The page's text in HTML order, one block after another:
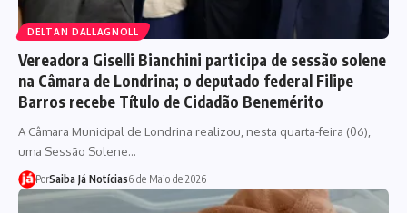
DELTAN DALLAGNOLL
Vereadora Giselli Bianchini participa de sessão solene
na Câmara de Londrina; o deputado federal Filipe
Barros recebe Título de Cidadão Benemérito
A Câmara Municipal de Londrina realizou, nesta quarta-feira (06),
uma Sessão Solene…
PorSaiba Já Notícias6 de Maio de 2026